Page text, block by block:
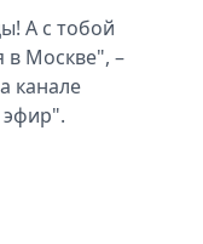
А с тобой
в Москве", –
канале